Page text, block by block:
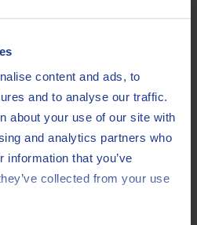
content and ads, to
and to analyse our traffic.
about your use of our site with
and analytics partners who
information that you’ve
collected from your use
VW 509.00
specifications